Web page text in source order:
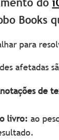
do
Books
para
afetadas
de
livro: ao